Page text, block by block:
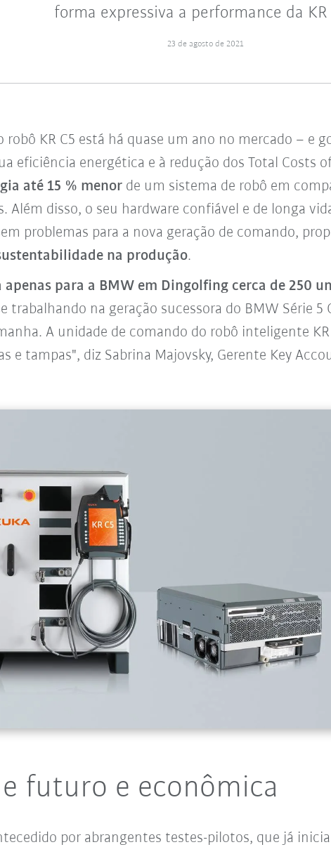
forma expressiva a performance da KR
23 de agosto de 2021
robô KR C5 está há quase um ano no mercado – e
eficiência energética e à redução dos Total Costs
até 15 % menor de um sistema de robô em
Além disso, o seu hardware confiável e de longa
problemas para a nova geração de comando,
na produção.
apenas para a BMW em Dingolfing cerca de 250
trabalhando na geração sucessora do BMW Série
A unidade de comando do robô inteligente KR
e tampas", diz Sabrina Majovsky, Gerente Key
futuro e econômica
por abrangentes testes-pilotos, que já